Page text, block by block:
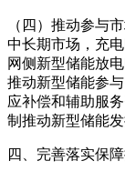
（四）推动参与
中长期市场，充
网侧新型储能放
推动新型储能参
应补偿和辅助服
制推动新型储能发
四、完善落实保